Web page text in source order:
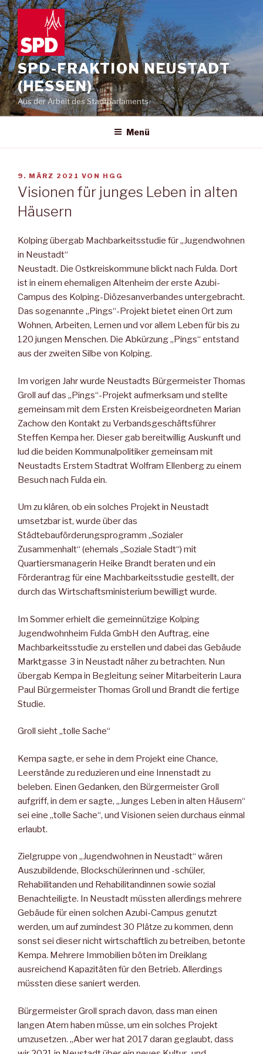
Zum
Inhalt
springen
SPD-FRAKTION NEUSTADT
(HESSEN)
Aus der Arbeit des Stadtparlaments
Menü
VERÖFFENTLICHT
AM
9. MÄRZ 2021 VON HGG
Visionen für junges Leben in alten
Häusern
Kolping übergab Machbarkeitsstudie für „Jugendwohnen
in Neustadt“
Neustadt. Die Ostkreiskommune blickt nach Fulda. Dort
ist in einem ehemaligen Altenheim der erste Azubi-
Campus des Kolping-Diözesanverbandes untergebracht.
Das sogenannte „Pings“-Projekt bietet einen Ort zum
Wohnen, Arbeiten, Lernen und vor allem Leben für bis zu
120 jungen Menschen. Die Abkürzung „Pings“ entstand
aus der zweiten Silbe von Kolping.
Im vorigen Jahr wurde Neustadts Bürgermeister Thomas
Groll auf das „Pings“-Projekt aufmerksam und stellte
gemeinsam mit dem Ersten Kreisbeigeordneten Marian
Zachow den Kontakt zu Verbandsgeschäftsführer
Steffen Kempa her. Dieser gab bereitwillig Auskunft und
lud die beiden Kommunalpolitiker gemeinsam mit
Neustadts Erstem Stadtrat Wolfram Ellenberg zu einem
Besuch nach Fulda ein.
Um zu klären, ob ein solches Projekt in Neustadt
umsetzbar ist, wurde über das
Städtebauförderungsprogramm „Sozialer
Zusammenhalt“ (ehemals „Soziale Stadt“) mit
Quartiersmanagerin Heike Brandt beraten und ein
Förderantrag für eine Machbarkeitsstudie gestellt, der
durch das Wirtschaftsministerium bewilligt wurde.
Im Sommer erhielt die gemeinnützige Kolping
Jugendwohnheim Fulda GmbH den Auftrag, eine
Machbarkeitsstudie zu erstellen und dabei das Gebäude
Marktgasse 3 in Neustadt näher zu betrachten. Nun
übergab Kempa in Begleitung seiner Mitarbeiterin Laura
Paul Bürgermeister Thomas Groll und Brandt die fertige
Studie.
Groll sieht „tolle Sache“
Kempa sagte, er sehe in dem Projekt eine Chance,
Leerstände zu reduzieren und eine Innenstadt zu
beleben. Einen Gedanken, den Bürgermeister Groll
aufgriff, in dem er sagte, „Junges Leben in alten Häusern“
sei eine „tolle Sache“, und Visionen seien durchaus einmal
erlaubt.
Zielgruppe von „Jugendwohnen in Neustadt“ wären
Auszubildende, Blockschülerinnen und -schüler,
Rehabilitanden und Rehabilitandinnen sowie sozial
Benachteiligte. In Neustadt müssten allerdings mehrere
Gebäude für einen solchen Azubi-Campus genutzt
werden, um auf zumindest 30 Plätze zu kommen, denn
sonst sei dieser nicht wirtschaftlich zu betreiben, betonte
Kempa. Mehrere Immobilien böten im Dreiklang
ausreichend Kapazitäten für den Betrieb. Allerdings
müssten diese saniert werden.
Bürgermeister Groll sprach davon, dass man einen
langen Atem haben müsse, um ein solches Projekt
umzusetzen. „Aber wer hat 2017 daran geglaubt, dass